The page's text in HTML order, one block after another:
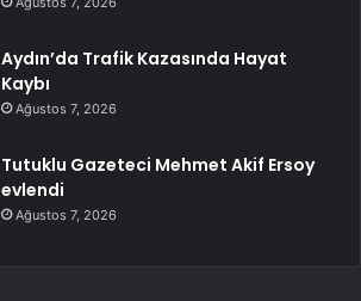
Aydın’da Trafik Kazasında Hayat
Kaybı
Ağustos 7, 2026
Tutuklu Gazeteci Mehmet Akif Ersoy
evlendi
Ağustos 7, 2026